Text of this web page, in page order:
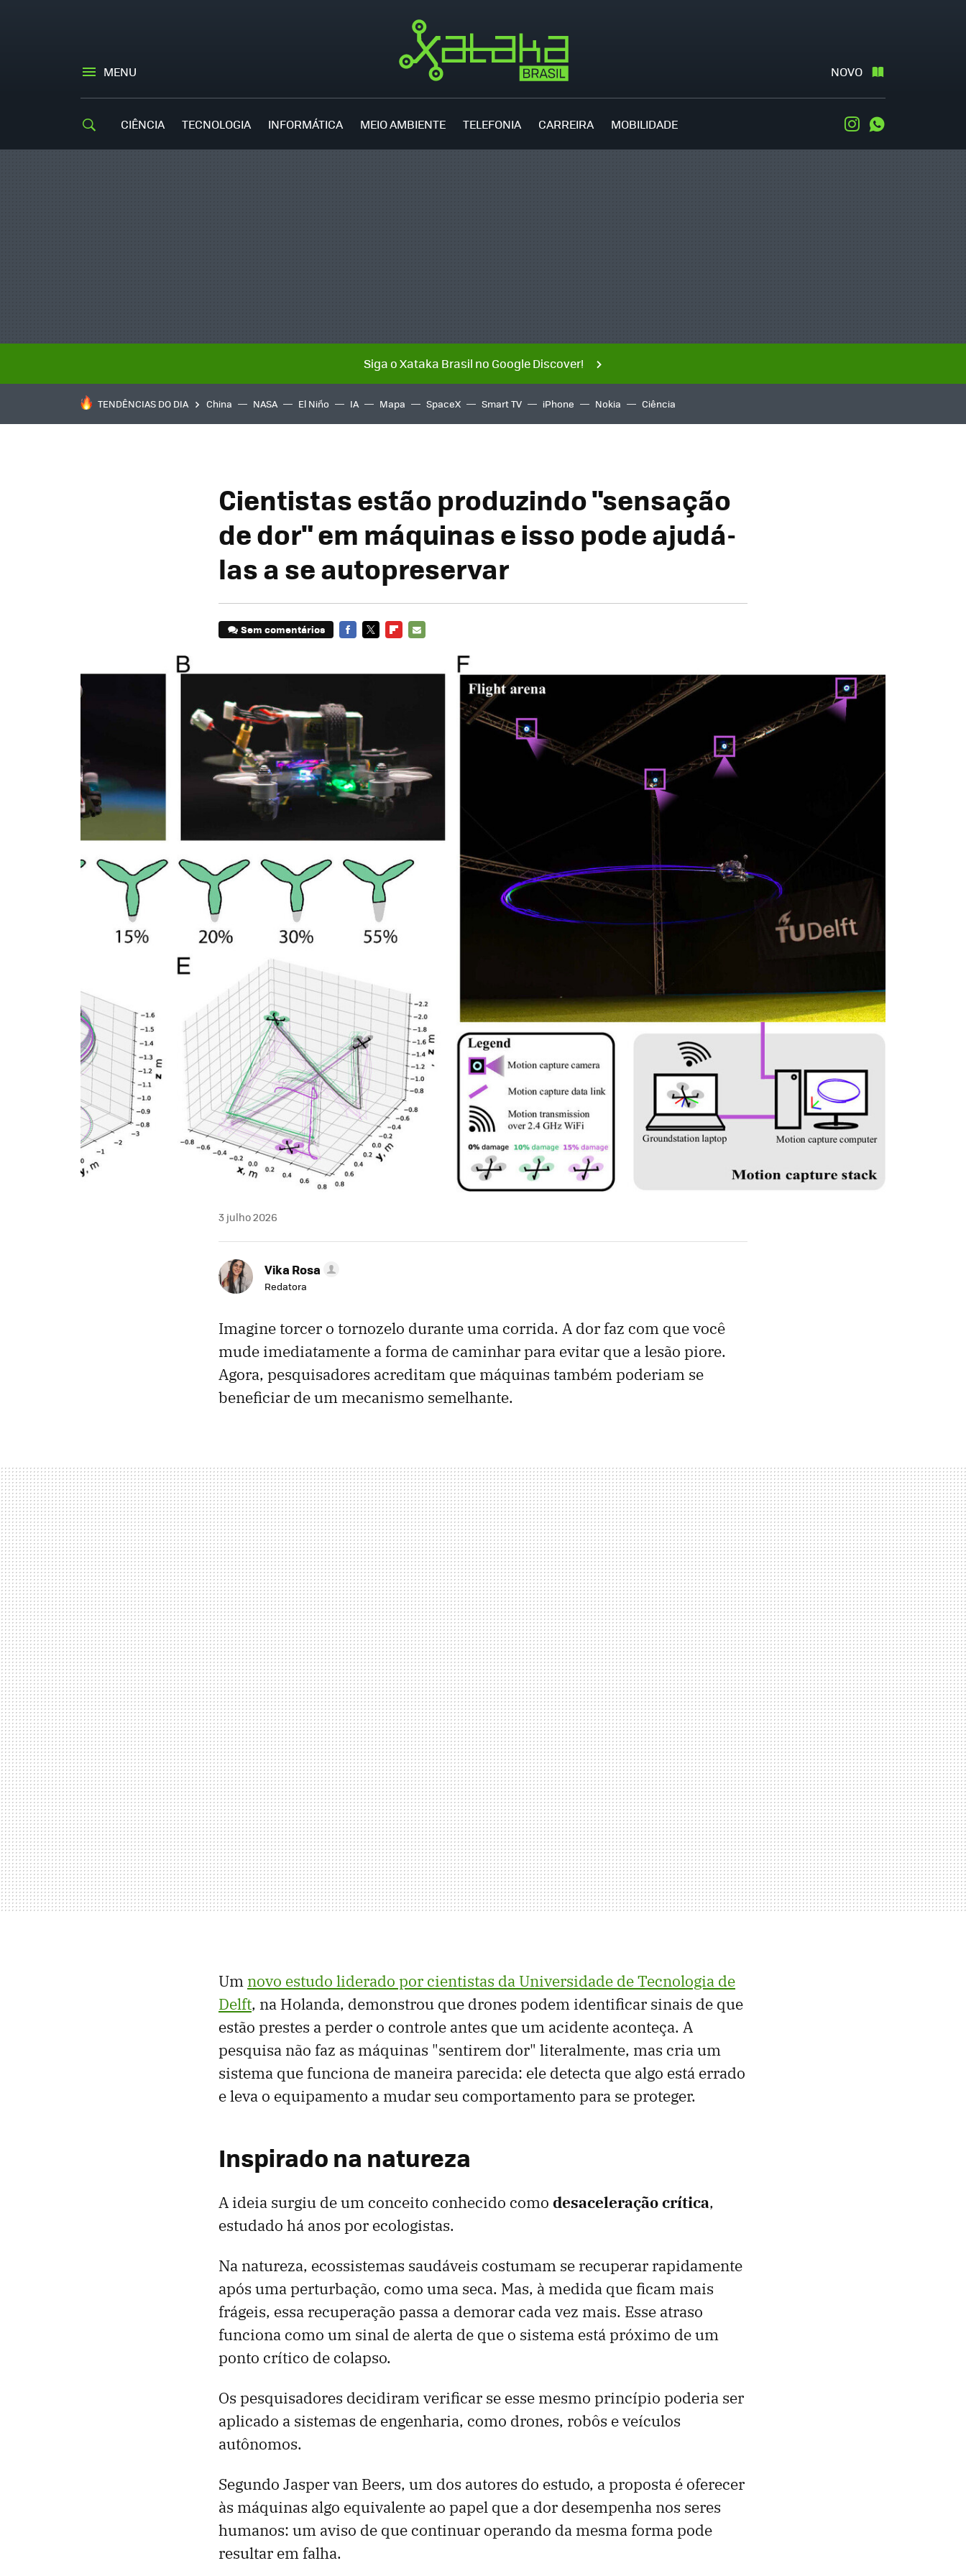
MENU NOVO
CIÊNCIA TECNOLOGIA INFORMÁTICA MEIO AMBIENTE TELEFONIA CARREIRA MOBILIDADE Instagram
Siga o Xataka Brasil no Google Discover!
TENDÊNCIAS DO DIA China NASA El Niño IA Mapa SpaceX Smart TV iPhone Nokia Ciência
Cientistas estão produzindo "sensação
de dor" em máquinas e isso pode ajudá-
las a se autopreservar
Sem comentários
3 julho 2026
Vika Rosa
Redatora
Imagine torcer o tornozelo durante uma corrida. A dor faz com que você
mude imediatamente a forma de caminhar para evitar que a lesão piore.
Agora, pesquisadores acreditam que máquinas também poderiam se
beneficiar de um mecanismo semelhante.
Um novo estudo liderado por cientistas da Universidade de Tecnologia de
Delft, na Holanda, demonstrou que drones podem identificar sinais de que
estão prestes a perder o controle antes que um acidente aconteça. A
pesquisa não faz as máquinas "sentirem dor" literalmente, mas cria um
sistema que funciona de maneira parecida: ele detecta que algo está errado
e leva o equipamento a mudar seu comportamento para se proteger.
Inspirado na natureza
A ideia surgiu de um conceito conhecido como desaceleração crítica,
estudado há anos por ecologistas.
Na natureza, ecossistemas saudáveis costumam se recuperar rapidamente
após uma perturbação, como uma seca. Mas, à medida que ficam mais
frágeis, essa recuperação passa a demorar cada vez mais. Esse atraso
funciona como um sinal de alerta de que o sistema está próximo de um
ponto crítico de colapso.
Os pesquisadores decidiram verificar se esse mesmo princípio poderia ser
aplicado a sistemas de engenharia, como drones, robôs e veículos
autônomos.
Segundo Jasper van Beers, um dos autores do estudo, a proposta é oferecer
às máquinas algo equivalente ao papel que a dor desempenha nos seres
humanos: um aviso de que continuar operando da mesma forma pode
resultar em falha.